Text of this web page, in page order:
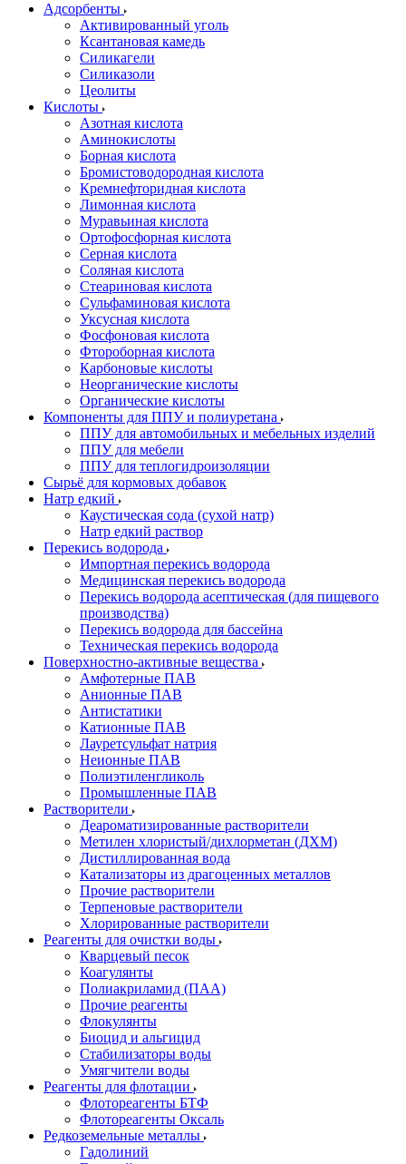
Адсорбенты
Активированный уголь
Ксантановая камедь
Силикагели
Силиказоли
Цеолиты
Кислоты
Азотная кислота
Аминокислоты
Борная кислота
Бромистоводородная кислота
Кремнефторидная кислота
Лимонная кислота
Муравьиная кислота
Ортофосфорная кислота
Серная кислота
Соляная кислота
Стеариновая кислота
Сульфаминовая кислота
Уксусная кислота
Фосфоновая кислота
Фтороборная кислота
Карбоновые кислоты
Неорганические кислоты
Органические кислоты
Компоненты для ППУ и полиуретана
ППУ для автомобильных и мебельных изделий
ППУ для мебели
ППУ для теплогидроизоляции
Сырьё для кормовых добавок
Натр едкий
Каустическая сода (сухой натр)
Натр едкий раствор
Перекись водорода
Импортная перекись водорода
Медицинская перекись водорода
Перекись водорода асептическая (для пищевого
производства)
Перекись водорода для бассейна
Техническая перекись водорода
Поверхностно-активные вещества
Амфотерные ПАВ
Анионные ПАВ
Антистатики
Катионные ПАВ
Лауретсульфат натрия
Неионные ПАВ
Полиэтиленгликоль
Промышленные ПАВ
Растворители
Деароматизированные растворители
Метилен хлористый/дихлорметан (ДХМ)
Дистиллированная вода
Катализаторы из драгоценных металлов
Прочие растворители
Терпеновые растворители
Хлорированные растворители
Реагенты для очистки воды
Кварцевый песок
Коагулянты
Полиакриламид (ПАА)
Прочие реагенты
Флокулянты
Биоцид и альгицид
Стабилизаторы воды
Умягчители воды
Реагенты для флотации
Флотореагенты БТФ
Флотореагенты Оксаль
Редкоземельные металлы
Гадолиний